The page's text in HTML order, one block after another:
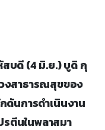
สบดี (4 มิ.ย.) บูดิ กุ
งสาธารณสุขของ
ดันการดำเนินงาน
ตีนในพลาสมา